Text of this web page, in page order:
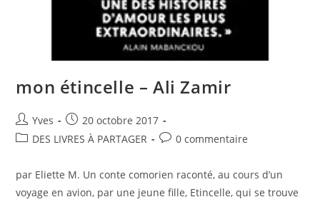
mon étincelle – Ali Zamir
Yves
20 octobre 2017
DES LIVRES À PARTAGER
0 commentaire
par Eliette M. Un conte comorien raconté, au cours d’un
voyage en avion, par une jeune fille, Etincelle, qui se trouve